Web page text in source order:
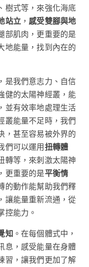
樹式等，來強化海底
站立 ， 感受雙腳與地
部肌肉，更重要的是
地能量，找到內在的
是我們意志力、自信
健的太陽神經叢，能
並有效率地處理生活
叢能量不足時，我們
，甚至容易被外界的
們可以運用扭轉體
轉等，來刺激太陽神
更重要的是平衡情
的動作能幫助我們釋
讓能量重新流通，從
控能力。
知。在每個體式中，
息，感受能量在身體
習，讓我們更加了解